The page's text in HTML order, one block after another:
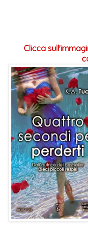
Clicca